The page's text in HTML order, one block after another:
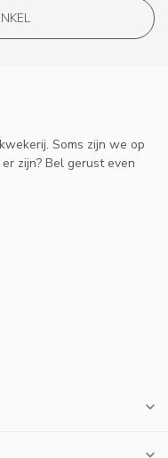
Soms zijn we op
zijn? Bel gerust even